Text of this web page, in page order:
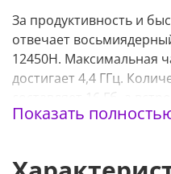
За продуктивность и
отвечает
12450H. Максимальная
достигает 4,4 ГГц.
составляет 16 Гб, а
Показать